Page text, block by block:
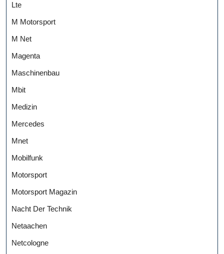
Lte
M Motorsport
M Net
Magenta
Maschinenbau
Mbit
Medizin
Mercedes
Mnet
Mobilfunk
Motorsport
Motorsport Magazin
Nacht Der Technik
Netaachen
Netcologne